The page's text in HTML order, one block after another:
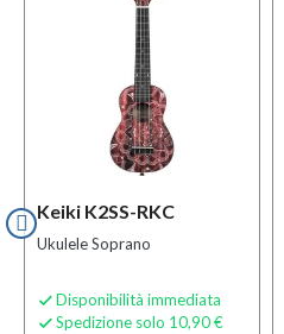
Keiki K2SS-RKC
Ukulele Soprano
 Disponibilità immediata
 Spedizione solo 10,90 €